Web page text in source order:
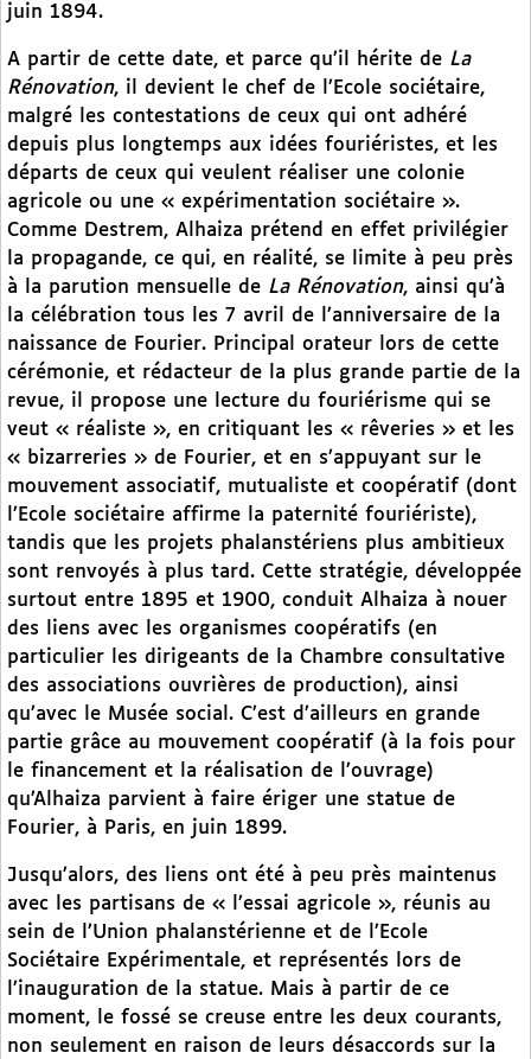
juin 1894.
A partir de cette date, et parce qu’il hérite de La
Rénovation, il devient le chef de l’Ecole sociétaire,
malgré les contestations de ceux qui ont adhéré
depuis plus longtemps aux idées fouriéristes, et les
départs de ceux qui veulent réaliser une colonie
agricole ou une « expérimentation sociétaire ».
Comme Destrem, Alhaiza prétend en effet privilégier
la propagande, ce qui, en réalité, se limite à peu près
à la parution mensuelle de La Rénovation, ainsi qu’à
la célébration tous les 7 avril de l’anniversaire de la
naissance de Fourier. Principal orateur lors de cette
cérémonie, et rédacteur de la plus grande partie de la
revue, il propose une lecture du fouriérisme qui se
veut « réaliste », en critiquant les « rêveries » et les
« bizarreries » de Fourier, et en s’appuyant sur le
mouvement associatif, mutualiste et coopératif (dont
l’Ecole sociétaire affirme la paternité fouriériste),
tandis que les projets phalanstériens plus ambitieux
sont renvoyés à plus tard. Cette stratégie, développée
surtout entre 1895 et 1900, conduit Alhaiza à nouer
des liens avec les organismes coopératifs (en
particulier les dirigeants de la Chambre consultative
des associations ouvrières de production), ainsi
qu’avec le Musée social. C’est d’ailleurs en grande
partie grâce au mouvement coopératif (à la fois pour
le financement et la réalisation de l’ouvrage)
qu’Alhaiza parvient à faire ériger une statue de
Fourier, à Paris, en juin 1899.
Jusqu’alors, des liens ont été à peu près maintenus
avec les partisans de « l’essai agricole », réunis au
sein de l’Union phalanstérienne et de l’Ecole
Sociétaire Expérimentale, et représentés lors de
l’inauguration de la statue. Mais à partir de ce
moment, le fossé se creuse entre les deux courants,
non seulement en raison de leurs désaccords sur la